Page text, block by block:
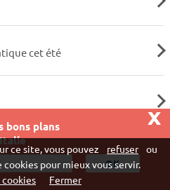
bons plans
Italie
x
cet été
Location
ce site, vous pouvez refuser
ou
pour mieux vous servir.
cookies
Fermer